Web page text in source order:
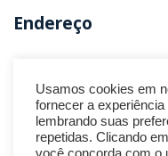
Endereço
R. Barão do Monte
CEP 36.880-018 -
Redes Sociais
Usamos cookies em
fornecer a
lembrando suas
repetidas. Clicando